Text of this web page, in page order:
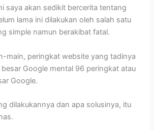
saya akan sedikit bercerita tentang
lama ini dilakukan oleh salah satu
simple namun berakibat fatal.
main, peringkat website yang tadinya
Google mental 96 peringkat atau
Google.
dilakukannya dan apa solusinya, itu